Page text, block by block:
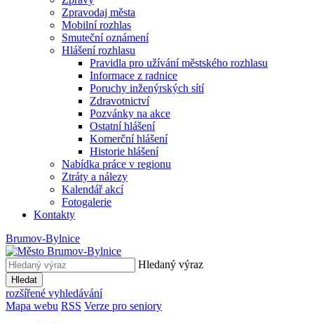
Zpravodaj města
Mobilní rozhlas
Smuteční oznámení
Hlášení rozhlasu
Pravidla pro užívání městského rozhlasu
Informace z radnice
Poruchy inženýrských sítí
Zdravotnictví
Pozvánky na akce
Ostatní hlášení
Komerční hlášení
Historie hlášení
Nabídka práce v regionu
Ztráty a nálezy
Kalendář akcí
Fotogalerie
Kontakty
Brumov-Bylnice
Hledaný výraz
Hledat
rozšířené vyhledávání
Mapa webu RSS Verze pro seniory